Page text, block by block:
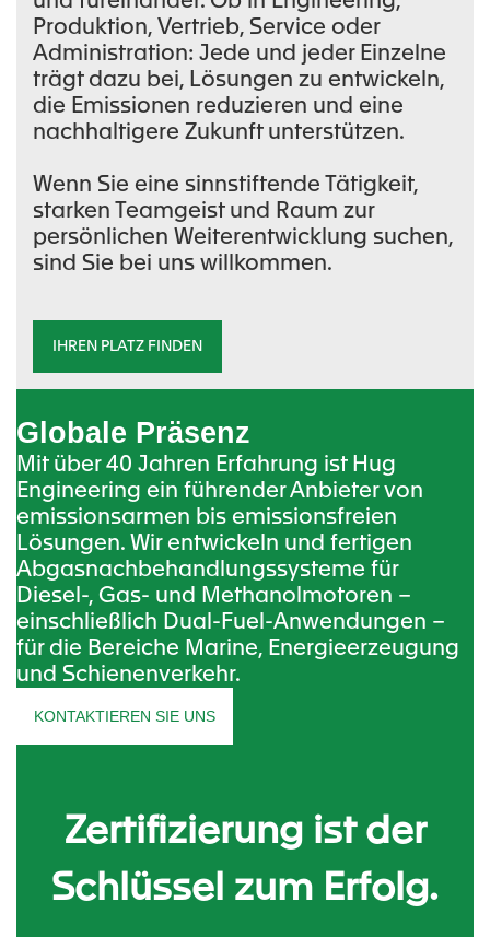
Produktion, Vertrieb, Service oder
Administration: Jede und jeder Einzelne
trägt dazu bei, Lösungen zu entwickeln,
die Emissionen reduzieren und eine
nachhaltigere Zukunft unterstützen.
Wenn Sie eine sinnstiftende Tätigkeit,
starken Teamgeist und Raum zur
persönlichen Weiterentwicklung suchen,
sind Sie bei uns willkommen.
IHREN PLATZ FINDEN
Globale Präsenz
Mit über 40 Jahren Erfahrung ist Hug
Engineering ein führender Anbieter von
emissionsarmen bis emissionsfreien
Lösungen. Wir entwickeln und fertigen
Abgasnachbehandlungssysteme für
Diesel-, Gas- und Methanolmotoren –
einschließlich Dual-Fuel-Anwendungen –
für die Bereiche Marine, Energieerzeugung
und Schienenverkehr.
KONTAKTIEREN SIE UNS
Zertifizierung ist der
Schlüssel zum Erfolg.